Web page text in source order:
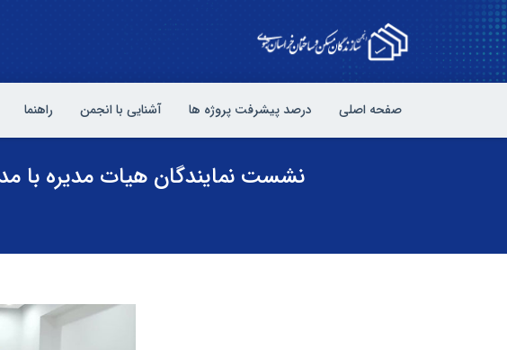
صفحه اصلی درصد پیشرفت پروژه ها آشنایی با انجمن راهنما
نشست نمایندگان هیات مدیره با